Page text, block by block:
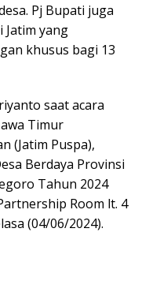
Pj Bupati juga
yang
khusus bagi 13
saat acara
Timur
(Jatim Puspa),
Berdaya Provinsi
Tahun 2024
Room lt. 4
(04/06/2024).